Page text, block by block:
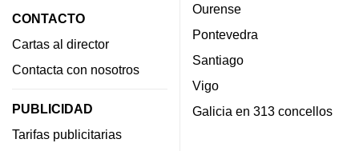
CONTACTO
Cartas al director
Contacta con nosotros
PUBLICIDAD
Tarifas publicitarias
Ourense
Pontevedra
Santiago
Vigo
Galicia en 313 concellos